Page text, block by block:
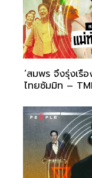
‘สมพร จึงรุ่งเ
ไทยซัมมิท –